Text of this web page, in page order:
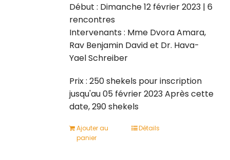
Début : Dimanche 12 février 2023 | 6
rencontres
Intervenants : Mme Dvora Amara,
Rav Benjamin David et Dr. Hava-
Yael Schreiber
Prix : 250 shekels pour inscription
jusqu'au 05 février 2023 Après cette
date, 290 shekels
Ajouter au
panier
Détails